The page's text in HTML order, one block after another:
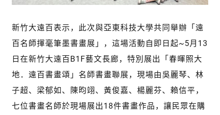
新竹大遠百表示，此次與亞東科技大學共同舉辦「遠
百名師揮毫筆墨書畫展」，這場活動自即日起~5月13
日在新竹大遠百B1F藝文長廊，特別展出「春暉照大
地．遠百書畫頌」名師書畫聯展，現場由吳麗琴、林
子超、梁郁如、陳昀翊、黃俊嘉、楊麗芬、賴信平，
七位書畫名師於現場展出18件書畫作品，讓民眾在購